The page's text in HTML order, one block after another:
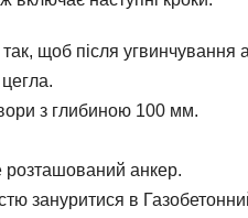
так, щоб після угвинчування
з глибиною 100 мм.
розташований анкер.
зануритися в